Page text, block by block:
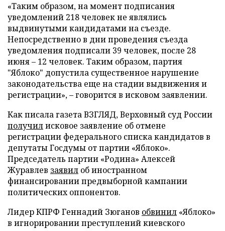
«Таким образом, на момент подписания
уведомлений 218 человек не являлись
выдвинутыми кандидатами на съезде.
Непосредственно в дни проведения съезда
уведомления подписали 39 человек, после 28
июня – 12 человек. Таким образом, партия
"Яблоко" допустила существенное нарушение
законодательства еще на стадии выдвижения и
регистрации», – говорится в исковом заявлении.
Как писала газета ВЗГЛЯД, Верховный суд России
получилисковое заявление об отмене
регистрации федерального списка кандидатов в
депутаты Госдумы от партии «Яблоко».
Председатель партии «Родина» Алексей
Журавлев заявил об иностранном
финансировании предвыборной кампании
политических оппонентов.
Лидер КПРФ Геннадий Зюганов обвинил «Яблоко»
в игнорировании преступлений киевского